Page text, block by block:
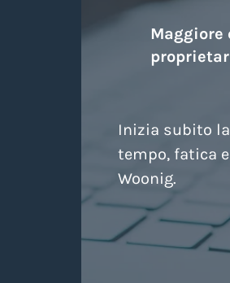
Inizia subito
tempo, fatica
Woonig.